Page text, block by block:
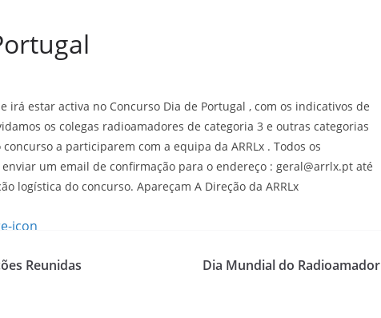
irá estar activa no Concurso Dia de Portugal , com os indicativos de
os colegas radioamadores de categoria 3 e outras categorias
a participarem com a equipa da ARRLx . Todos os
um email de confirmação para o endereço : geral@arrlx.pt até
logística do concurso. Apareçam A Direção da ARRLx
Reunidas
Dia Mundial do Radioamador